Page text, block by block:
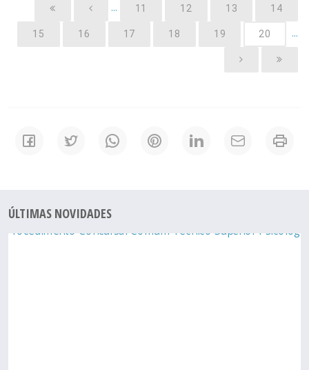
... 11 12 13 14
15 16 17 18 19 20 ...
ÚLTIMAS NOVIDADES